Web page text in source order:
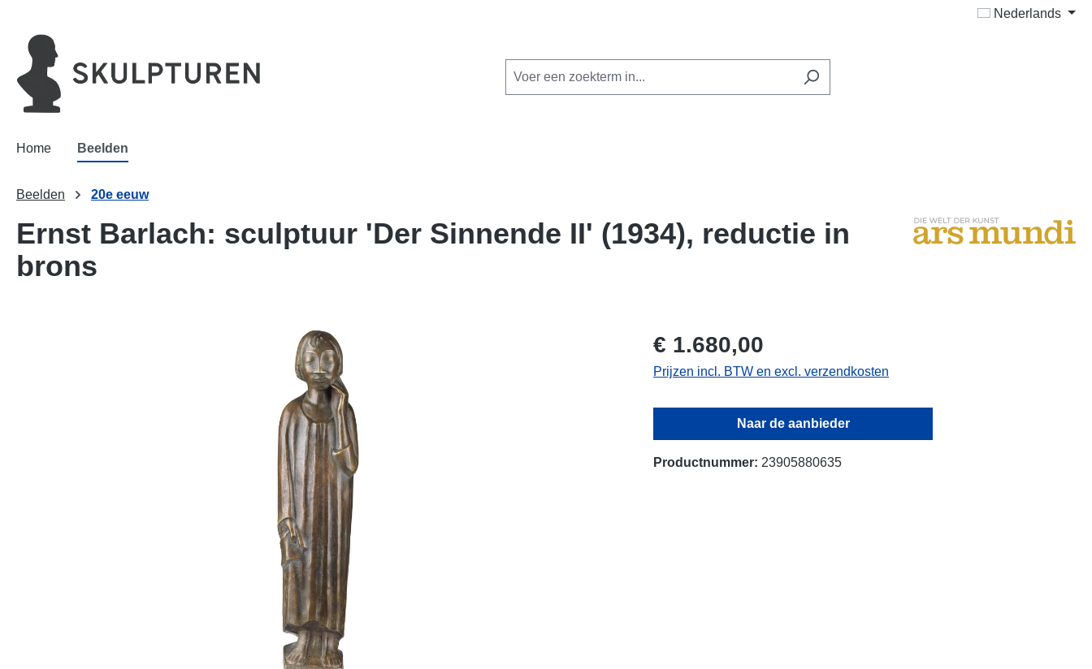
Nederlands
Home Beelden
Beelden 20e eeuw
Ernst Barlach: sculptuur 'Der Sinnende II' (1934), reductie in
brons
€ 1.680,00
Prijzen incl. BTW en excl. verzendkosten
Naar de aanbieder
Productnummer: 23905880635